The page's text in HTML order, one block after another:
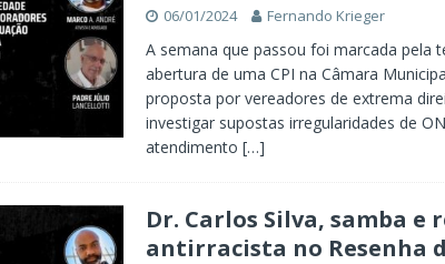
06/01/2024 Fernando Krieger
A semana que passou foi marcada pela
abertura de uma CPI na Câmara
proposta por vereadores de extrema
investigar supostas irregularidades de
atendimento […]
Dr. Carlos Silva, samba e
antirracista no Resenha